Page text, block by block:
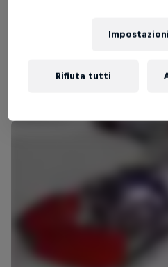
Rifiuta tutti